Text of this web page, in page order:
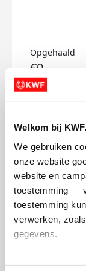
Welkom bij
We gebruiken
onze website
website en
toestemming —
toestemming
verwerken,
gegevens.
Opgehaald
€0
Doneer